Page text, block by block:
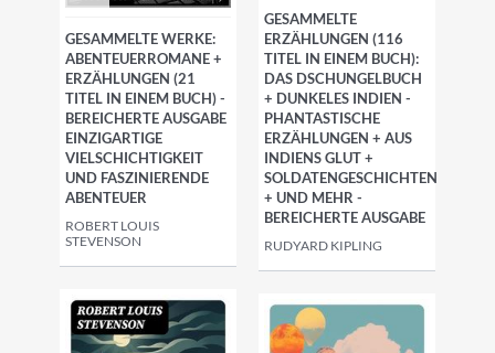
GESAMMELTE
ERZÄHLUNGEN (116
TITEL IN EINEM BUCH):
DAS DSCHUNGELBUCH
+ DUNKELES INDIEN -
PHANTASTISCHE
ERZÄHLUNGEN + AUS
INDIENS GLUT +
SOLDATENGESCHICHTEN
+ UND MEHR -
BEREICHERTE AUSGABE
RUDYARD KIPLING
GESAMMELTE WERKE:
ABENTEUERROMANE +
ERZÄHLUNGEN (21
TITEL IN EINEM BUCH) -
BEREICHERTE AUSGABE
EINZIGARTIGE
VIELSCHICHTIGKEIT
UND FASZINIERENDE
ABENTEUER
ROBERT LOUIS
STEVENSON